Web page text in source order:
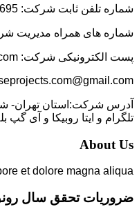
شماره تلفن ثابت شرکت: 02136737695
شماره های همراه مدیریت شرکت: 09136729270 و
پست الکترونیکی شرکت: amin.hosein@gmail.com
تلگرام و ایتا روبیکا و آی
About Us
et dolore magna aliqua.
ضروریات تحقق سال